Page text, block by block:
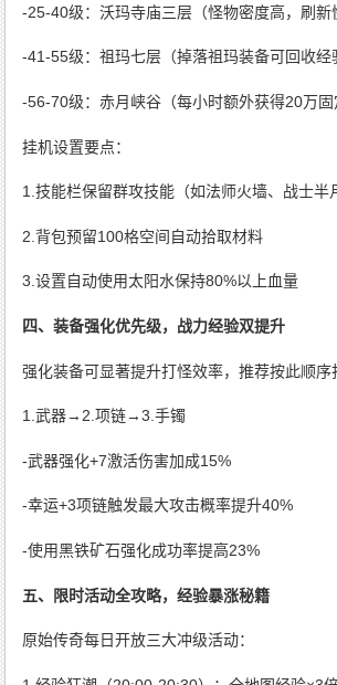
-25-40级：沃玛寺庙三层（怪物密度高，刷新
-41-55级：祖玛七层（掉落祖玛装备可回收经
-56-70级：赤月峡谷（每小时额外获得20万固
挂机设置要点：
1.技能栏保留群攻技能（如法师火墙、战士半
2.背包预留100格空间自动拾取材料
3.设置自动使用太阳水保持80%以上血量
四、装备强化优先级，战力经验双提升
强化装备可显著提升打怪效率，推荐按此顺序
1.武器→2.项链→3.手镯
-武器强化+7激活伤害加成15%
-幸运+3项链触发最大攻击概率提升40%
-使用黑铁矿石强化成功率提高23%
五、限时活动全攻略，经验暴涨秘籍
原始传奇每日开放三大冲级活动：